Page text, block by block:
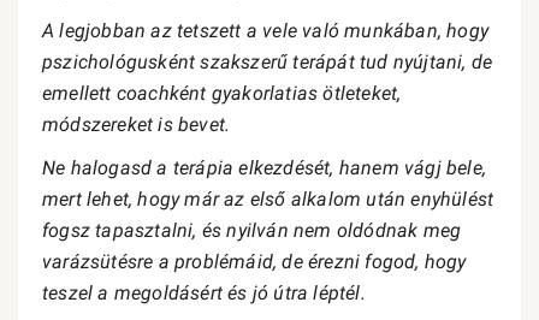
A legjobban az tetszett a vele való munkában, hogy
pszichológusként szakszerű terápát tud nyújtani, de
emellett coachként gyakorlatias ötleteket,
módszereket is bevet.
Ne halogasd a terápia elkezdését, hanem vágj bele,
mert lehet, hogy már az első alkalom után enyhülést
fogsz tapasztalni, és nyilván nem oldódnak meg
varázsütésre a problémáid, de érezni fogod, hogy
teszel a megoldásért és jó útra léptél.